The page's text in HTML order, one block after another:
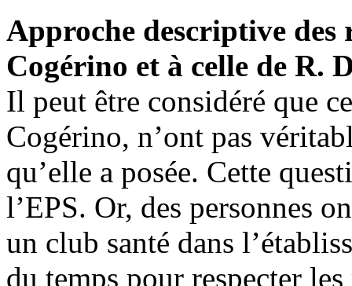
Approche descriptive des
Cogérino et à celle de R.
Il peut être considéré que
Cogérino, n’ont pas
qu’elle a posée. Cette
l’EPS. Or, des personnes
un club santé dans
du temps pour respecter